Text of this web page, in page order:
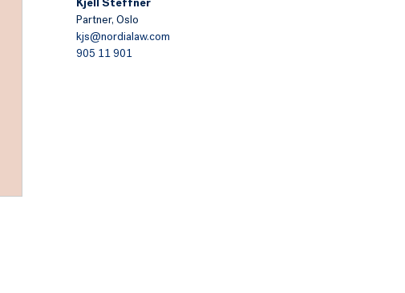
Kjell Steffner
Partner,Oslo
kjs@nordialaw.com
905 11 901